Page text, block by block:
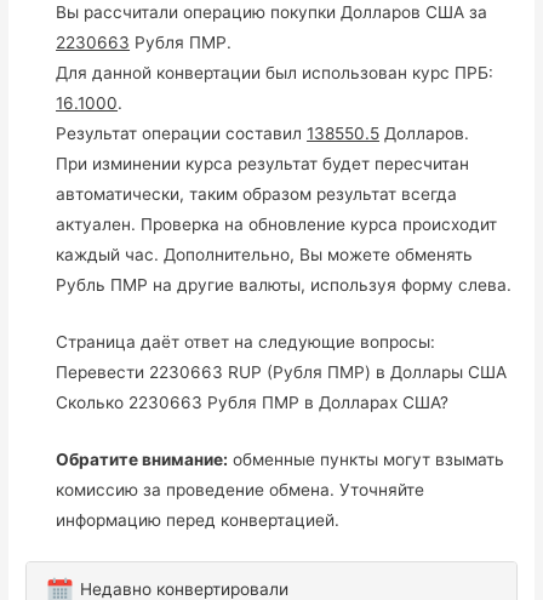
Вы рассчитали операцию покупки Долларов США за
2230663 Рубля ПМР.
Для данной конвертации был использован курс ПРБ:
16.1000.
Результат операции составил138550.5 Долларов.
При изминении курса результат будет пересчитан
автоматически, таким образом результат всегда
актуален. Проверка на обновление курса происходит
каждый час. Дополнительно, Вы можете обменять
Рубль ПМР на другие валюты, используя форму слева.
Страница даёт ответ на следующие вопросы:
Перевести 2230663 RUP (Рубля ПМР) в Доллары США
Сколько 2230663 Рубля ПМР в Долларах США?
Обратите внимание: обменные пункты могут взымать
комиссию за проведение обмена. Уточняйте
информацию перед конвертацией.
Недавно конвертировали